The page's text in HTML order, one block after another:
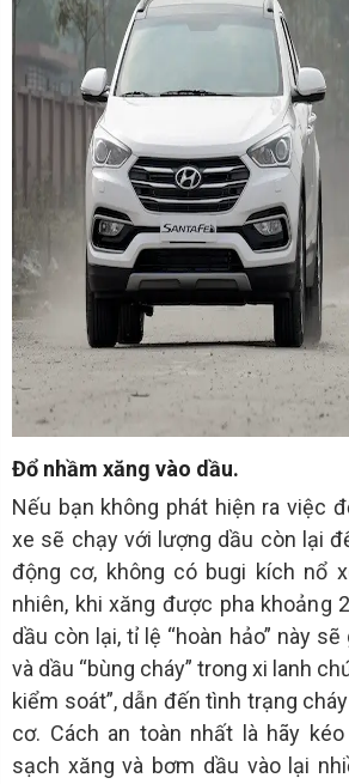
Đổ nhầm xăng vào dầu.
Nếu bạn không phát hiện ra việc
xe sẽ chạy với lượng dầu còn lại
động cơ, không có bugi kích nổ
nhiên, khi xăng được pha khoảng
dầu còn lại, tỉ lệ “hoàn hảo” này
và dầu “bùng cháy” trong xi lanh
kiểm soát”, dẫn đến tình trạng
cơ. Cách an toàn nhất là hãy
sạch xăng và bơm dầu vào lại